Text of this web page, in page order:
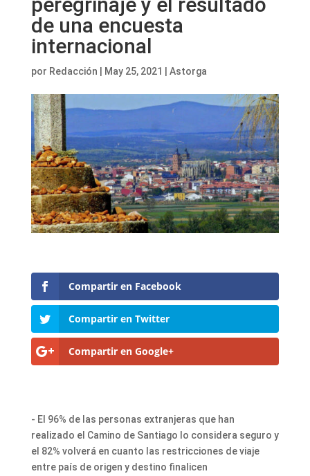
de una encuesta
internacional
por Redacción May 25, 2021 Astorga
Compartir en Facebook
Compartir en Twitter
Compartir en Google+
- El 96% de las personas extranjeras que han
realizado el Camino de Santiago lo considera seguro y
el 82% volverá en cuanto las restricciones de viaje
entre país de origen y destino finalicen